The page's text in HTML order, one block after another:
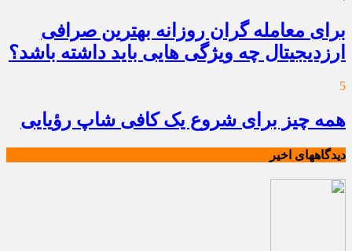
برای معامله گران روزانه بهترین صرافی
ارزدیجیتال چه ویژگی هایی باید داشته باشد؟
5
همه چیز برای شروع یک کافی شاپ رؤیایی
دیدگاههای اخیر